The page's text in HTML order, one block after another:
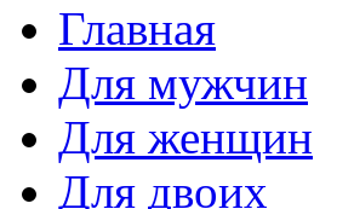
Главная
Для мужчин
Для женщин
Для двоих